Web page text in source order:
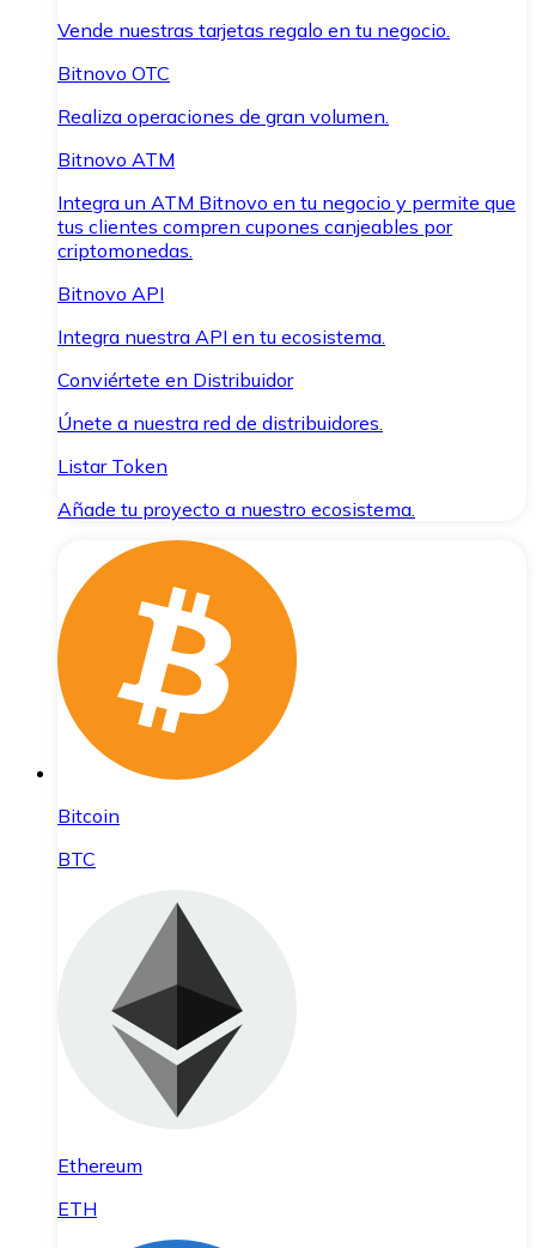
Vende nuestras tarjetas regalo en tu negocio.
Bitnovo OTC
Realiza operaciones de gran volumen.
Bitnovo ATM
Integra un ATM Bitnovo en tu negocio y permite que
tus clientes compren cupones canjeables por
criptomonedas.
Bitnovo API
Integra nuestra API en tu ecosistema.
Conviértete en Distribuidor
Únete a nuestra red de distribuidores.
Listar Token
Añade tu proyecto a nuestro ecosistema.
Bitcoin
BTC
Ethereum
ETH